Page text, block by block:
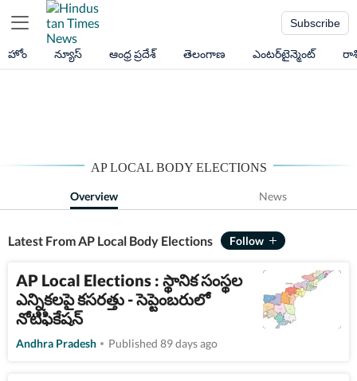
Subscribe
హోం న్యూస్ ఆంధ్ర ప్రదేశ్ తెలంగాణ ఎంటర్‌టైన్మెంట్
AP LOCAL BODY ELECTIONS
Overview News
Latest From AP Local Body Elections
AP Local Elections : స్థానిక సంస్థల
ఎన్నికలపై కసరత్తు - సెప్టెంబరులో
నోటిఫికేషన్
Andhra Pradesh Published 89 days ago